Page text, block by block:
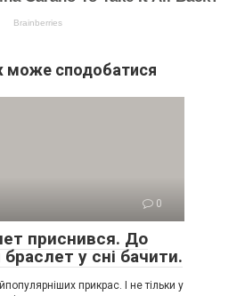
може сподобатися
0
приснився. До
у сні бачити.
прикрас. І не тільки у